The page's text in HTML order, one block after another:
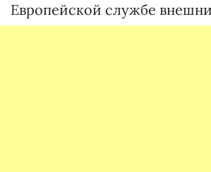
Европейской службе